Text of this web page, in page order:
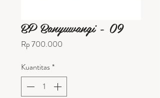
BP Banyuwangi - 09
Rp 700.000
Kuantitas*